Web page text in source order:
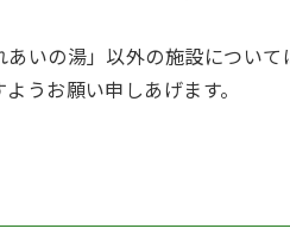
いの湯」以外の施設につい
うお願い申しあげます。